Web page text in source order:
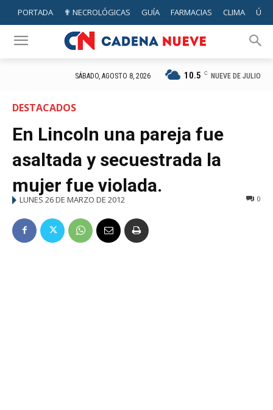
PORTADA ✟ NECROLÓGICAS GUÍA FARMACIAS CLIMA
SÁBADO, AGOSTO 8, 2026 10.5 C NUEVE DE JULIO
DESTACADOS
En Lincoln una pareja fue
asaltada y secuestrada la
mujer fue violada.
LUNES 26 DE MARZO DE 2012 0